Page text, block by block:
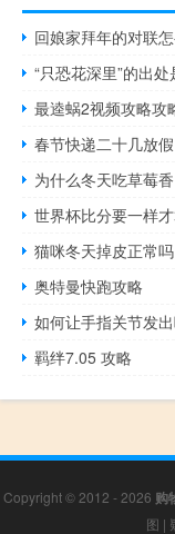
回娘家拜年的对联
“只恐花深里”的出处
最逵蜗2视频攻略攻
春节快递二十几放假
为什么冬天吃草莓香
世界杯比分要一样
猫咪冬天掉皮正常吗
奥特曼快跑攻略
如何让手指关节发
羁绊7.05 攻略
Copyright © 2012 - 2026 购
图 |